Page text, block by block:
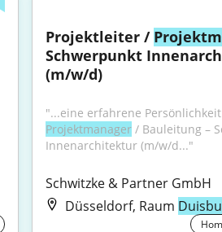
Projektleiter /
Schwerpunkt
(m/w/d)
Projektmanager / Bauleitung –
Innenarchitektur (m/w/d..."
Schwitzke & Partner GmbH
Düsseldorf, Raum